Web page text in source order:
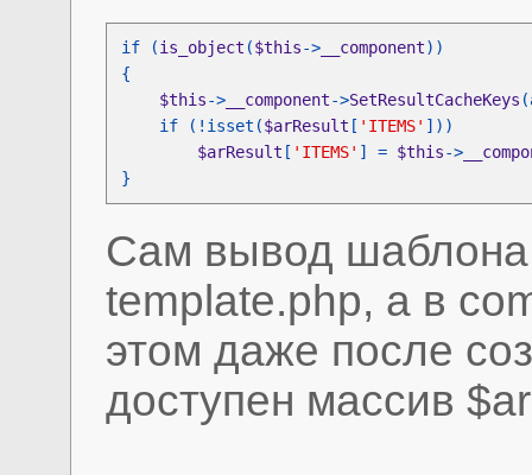
if (is_object ($this-> __component
$this-> __component->SetResultCacheKeys
if (!isset($arResult [ 'ITEMS'
$arResult [ 'ITEMS' ] = $this->
}
Сам вывод
template.php, а в
этом даже после
доступен массив